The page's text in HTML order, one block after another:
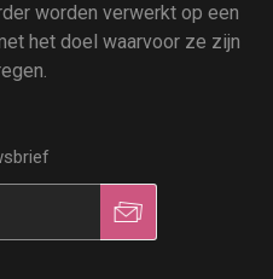
worden verwerkt op een
het doel waarvoor ze zijn